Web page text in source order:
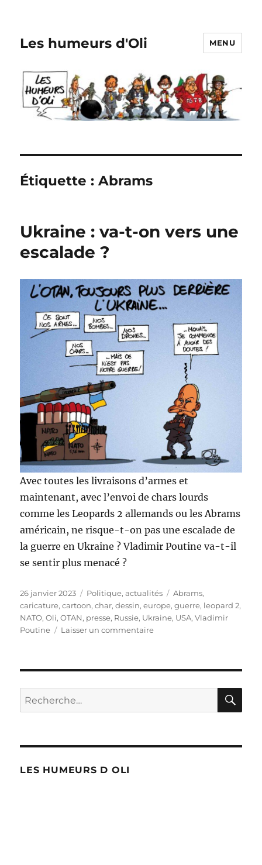
Les humeurs d'Oli MENU
Étiquette :Abrams
Ukraine : va-t-on vers une
escalade ?
Avec toutes les livraisons d’armes et
maintenant, avec l’envoi de chars lourds
comme les Leopards 2 allemands ou les Abrams
américain, ne risque-t-on pas une escalade de
la guerre en Ukraine ? Vladimir Poutine va-t-il
se sentir plus menacé ?
Publié
le
26 janvier 2023 Catégories
Politique, actualités Étiquettes
Abrams,
caricature,cartoon,char,dessin,europe,guerre, leopard 2,
NATO,Oli,OTAN, presse, Russie, Ukraine, USA,Vladimir
Poutine
Laisser un commentairesur
on
une
Recherche
pour :
LES HUMEURS D OLI